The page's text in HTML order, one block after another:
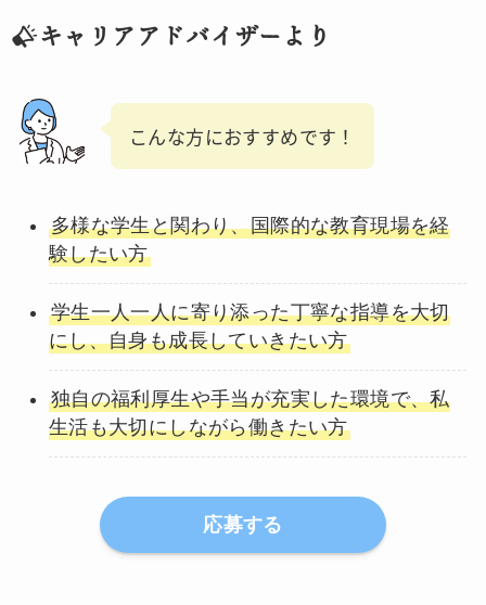
キャリアアドバイザーより
こんな方におすすめです！
多様な学生と関わり、国際的な教育現場を経
験したい方
学生一人一人に寄り添った丁寧な指導を大切
にし、自身も成長していきたい方
独自の福利厚生や手当が充実した環境で、私
生活も大切にしながら働きたい方
応募する